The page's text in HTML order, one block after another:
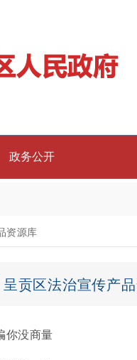
政务公开
资源库
呈贡区法治宣传产
你没商量